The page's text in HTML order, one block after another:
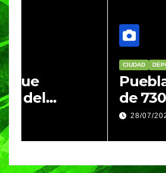
Puebla capital
de 730 equipos en
Festival Máster
REDACCIÓN